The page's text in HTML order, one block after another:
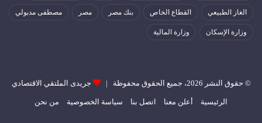
الغاز الطبيعي القطاع الخاص بنك مصر مصر مصطفى مدبولي
وزارة الإسكان وزارة المالية
© حقوق النشر 2026، جميع الحقوق محفوظة | جريدى الملتقي الاقتصادي
الرئيسية أعلن معنا اتصل بنا سياسة الخصوصية من نحن